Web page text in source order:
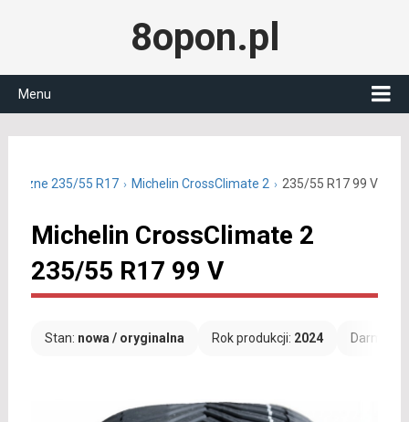
8opon.pl
Menu
235/55 R17 Michelin CrossClimate 2 235/55 R17 99 V
Michelin CrossClimate 2
235/55 R17 99 V
Stan: nowa / oryginalna Rok produkcji: 2024